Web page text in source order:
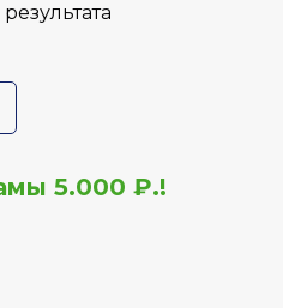
результата
5.000 ₽.!